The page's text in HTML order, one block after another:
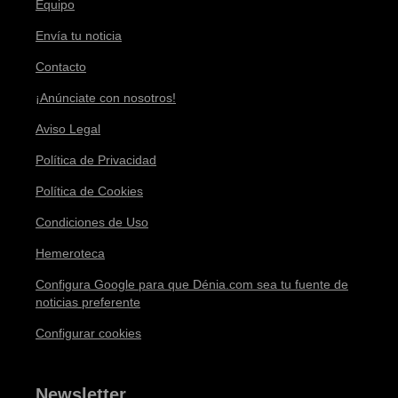
Equipo
Envía tu noticia
Contacto
¡Anúnciate con nosotros!
Aviso Legal
Política de Privacidad
Política de Cookies
Condiciones de Uso
Hemeroteca
Configura Google para que Dénia.com sea tu fuente de
noticias preferente
Configurar cookies
Newsletter